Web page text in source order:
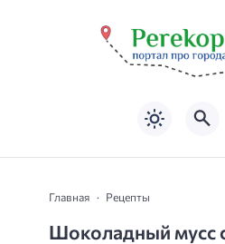
Главная Рецепты
Шоколадный мусс